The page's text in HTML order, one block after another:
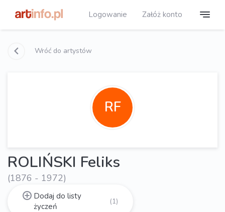
Logowanie Załóż konto
Wróć do artystów
RF
ROLIŃSKI Feliks
(1876 - 1972)
Dodaj do listy
życzeń
(1)